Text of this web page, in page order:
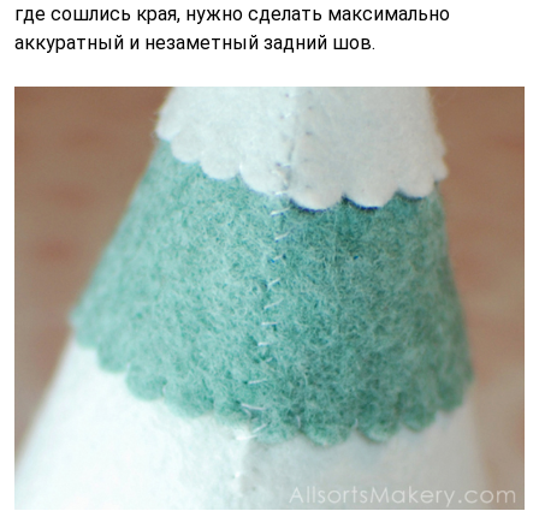
где сошлись края, нужно сделать максимально
аккуратный и незаметный задний шов.